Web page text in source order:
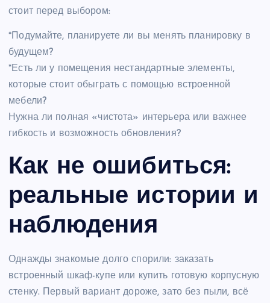
стоит перед выбором:
*Подумайте, планируете ли вы менять планировку в
будущем?
*Есть ли у помещения нестандартные элементы,
которые стоит обыграть с помощью встроенной
мебели?
Нужна ли полная «чистота» интерьера или важнее
гибкость и возможность обновления?
Как не ошибиться:
реальные истории и
наблюдения
Однажды знакомые долго спорили: заказать
встроенный шкаф-купе или купить готовую корпусную
стенку. Первый вариант дороже, зато без пыли, всё